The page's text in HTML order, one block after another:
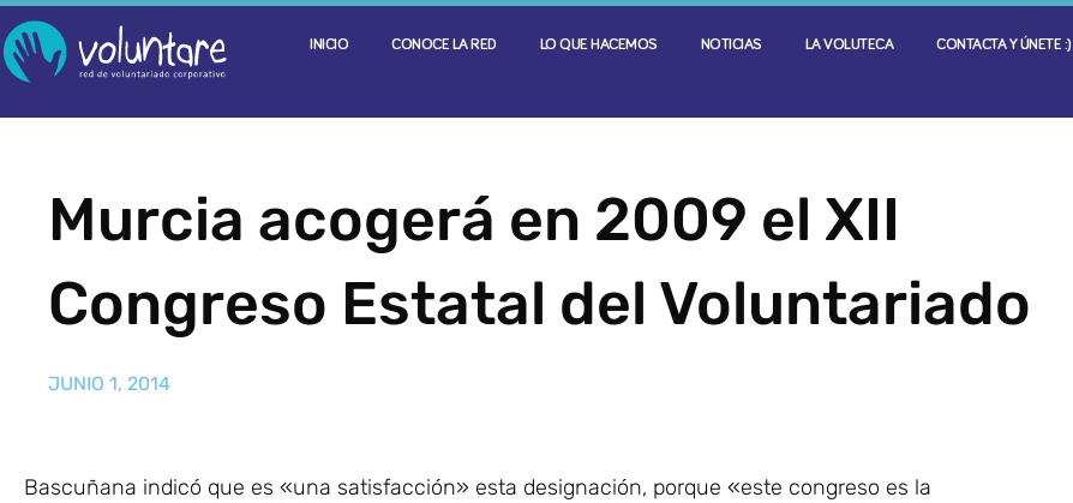
INICIO CONOCE LA RED LO QUE HACEMOS NOTICIAS LA VOLUTECA CONTACTA Y ÚNETE :)
Murcia acogerá en 2009 el XII
Congreso Estatal del Voluntariado
JUNIO 1, 2014
Bascuñana indicó que es «una satisfacción» esta designación, porque «este congreso es la